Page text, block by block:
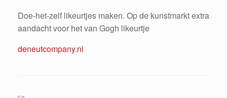
Doe-het-zelf likeurtjes maken. Op de kunstmarkt extra
aandacht voor het van Gogh likeurtje
deneutcompany.nl